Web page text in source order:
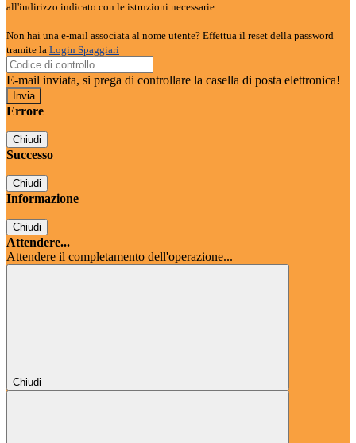
all'indirizzo indicato con le istruzioni necessarie.
Non hai una e-mail associata al nome utente? Effettua il reset della password
tramite la Login Spaggiari
E-mail inviata, si prega di controllare la casella di posta elettronica!
Errore
Chiudi
Successo
Chiudi
Informazione
Chiudi
Attendere...
Attendere il completamento dell'operazione...
Chiudi